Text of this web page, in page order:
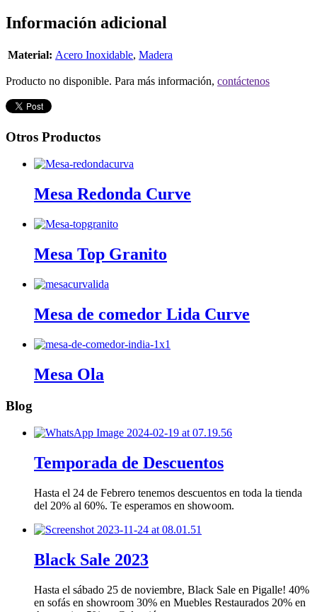
Información adicional
Material: Acero Inoxidable, Madera
Producto no disponible. Para más información, contáctenos
Otros Productos
Mesa Redonda Curve
Mesa Top Granito
Mesa de comedor Lida Curve
Mesa Ola
Blog
Temporada de Descuentos
Hasta el 24 de Febrero tenemos descuentos en toda la tienda
del 20% al 60%. Te esperamos en showoom.
Black Sale 2023
Hasta el sábado 25 de noviembre, Black Sale en Pigalle! 40%
en sofás en showroom 30% en Muebles Restaurados 20% en